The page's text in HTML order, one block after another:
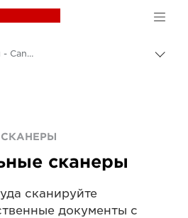
Canon Logo, back to
Продукты и решения для бизнеса
Настольные сканеры - Canon Azerbaijan
СКАНЕРЫ
сканеры
сканируйте
документы с